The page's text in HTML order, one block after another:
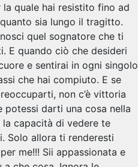
quale hai resistito fino ad
sia lungo il tragitto.
quel sognatore che ti
E quando ciò che desideri
e sentirai in ogni singolo
che hai compiuto. E se
non c’è vittoria
potessi darti una cosa nella
capacità di vedere te
Solo allora ti renderesti
me!!! Sii appassionata e